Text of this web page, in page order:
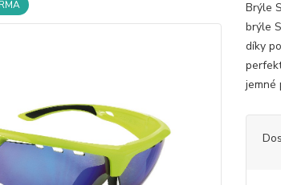
Brýle
brýle
díky
jemné